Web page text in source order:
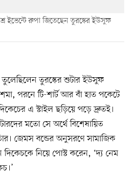
ইভেন্টে রুপা জিতেছেন তুরস্কের ইউসুফ
তুরস্কের শুটার ইউসুফ
পরনে টি-শার্ট আর বাঁ হাত পকেটে
এ স্টাইল ছড়িয়ে পড়ে দ্রুতই।
মতো সে অর্থে বিশেষায়িত
জেমস বন্ডের অনুসরণে সামাজিক
নিয়ে পোস্ট করেন, ‘দ্য নেম